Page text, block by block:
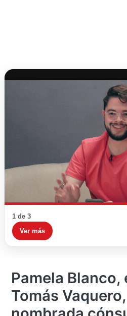
1 de 3
Ver más
Pamela Blanco,
Tomás